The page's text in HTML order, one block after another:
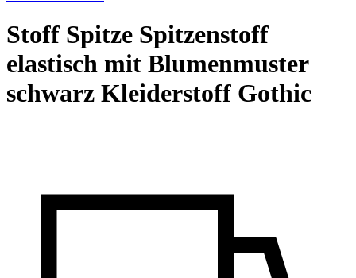
Stoff Spitze Spitzenstoff
elastisch mit Blumenmuster
schwarz Kleiderstoff Gothic